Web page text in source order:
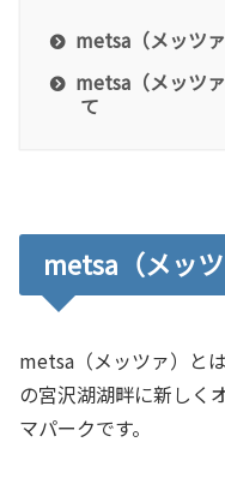
metsa（メッツ
metsa（メッツ
て
metsa（メッ
metsa（メッツァ）と
の宮沢湖湖畔に新しく
マパークです。